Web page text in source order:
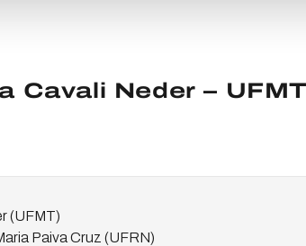
Cavali Neder –
(UFMT)
Paiva Cruz (UFRN)